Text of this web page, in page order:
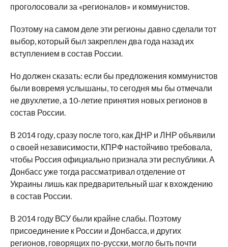
проголосовали за «регионалов» и коммунистов.
Поэтому на самом деле эти регионы давно сделали тот
выбор, который был закреплен два года назад их
вступлением в состав России.
Но должен сказать: если бы предложения коммунистов
были вовремя услышаны, то сегодня мы бы отмечали
не двухлетие, а 10-летие принятия новых регионов в
состав России.
В 2014 году, сразу после того, как ДНР и ЛНР объявили
о своей независимости, КПРФ настойчиво требовала,
чтобы Россия официально признала эти республики. А
Донбасс уже тогда рассматривал отделение от
Украины лишь как предварительный шаг к вхождению
в состав России.
В 2014 году ВСУ были крайне слабы. Поэтому
присоединение к России и Донбасса, и других
регионов, говорящих по-русски, могло быть почти